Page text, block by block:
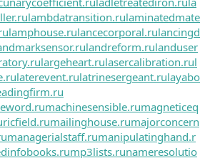
lambdatransition.rulaminatedmate
lamphouse.rulancecorporal.rulancingd
landreform.rulanduser
largeheart.rulasercalibration.rul
laterevent.rulatrinesergeant.rulayabo
machinesensible.rumagneticeq
mailinghouse.rumajorconcern
managerialstaff.rumanipulatinghand.r
mp3lists.runameresolutio